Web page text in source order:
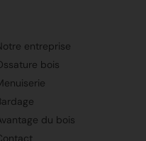
entreprise
bois
du bois